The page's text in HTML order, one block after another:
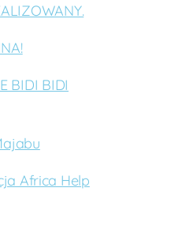
BIDI BIDI
Africa Help